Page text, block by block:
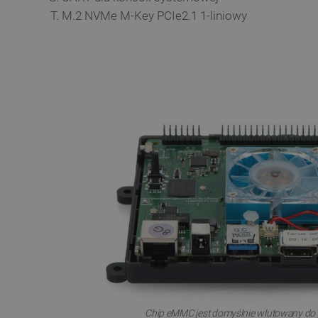
M.2 NVMe M-Key PCIe2.1 1-liniowy
Chip eMMC jest domyślnie wlutowany do
_lb_ccc
critData
CookieScriptConsent